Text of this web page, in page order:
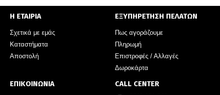
Η ΕΤΑΙΡΙΑ
Σχετικά με εμάς
Καταστήματα
Αποστολή
ΕΞΥΠΗΡΕΤΗΣΗ ΠΕΛΑΤΩΝ
Πως αγοράζουμε
Πληρωμή
Επιστροφές / Αλλαγές
Δωροκάρτα
ΕΠΙΚΟΙΝΩΝΙΑ CALL CENTER